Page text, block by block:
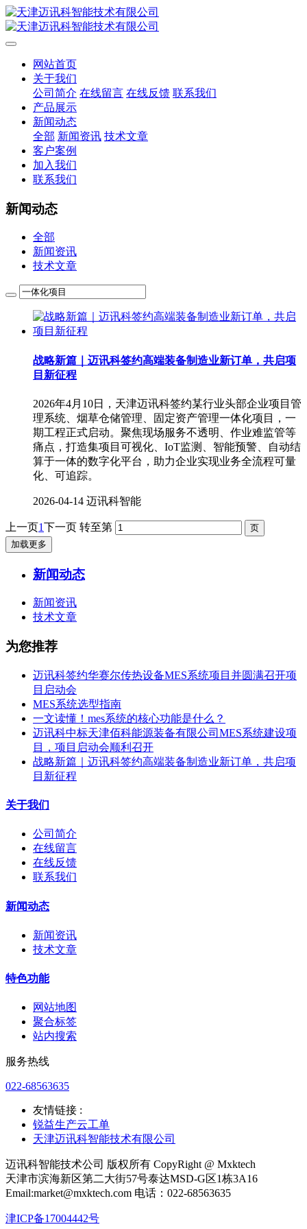
网站首页
关于我们
公司简介 在线留言 在线反馈 联系我们
产品展示
新闻动态
全部 新闻资讯 技术文章
客户案例
加入我们
联系我们
新闻动态
全部
新闻资讯
技术文章
战略新篇｜迈讯科签约高端装备制造业新订单，共启项
目新征程
2026年4月10日，天津迈讯科签约某行业头部企业项目管
理系统、烟草仓储管理、固定资产管理一体化项目，一
期工程正式启动。聚焦现场服务不透明、作业难监管等
痛点，打造集项目可视化、IoT监测、智能预警、自动结
算于一体的数字化平台，助力企业实现业务全流程可量
化、可追踪。
2026-04-14 迈讯科智能
上一页1下一页 转至第
加载更多
新闻动态
新闻资讯
技术文章
为您推荐
迈讯科签约华赛尔传热设备MES系统项目并圆满召开项
目启动会
MES系统选型指南
一文读懂！mes系统的核心功能是什么？
迈讯科中标天津佰科能源装备有限公司MES系统建设项
目，项目启动会顺利召开
战略新篇｜迈讯科签约高端装备制造业新订单，共启项
目新征程
关于我们
公司简介
在线留言
在线反馈
联系我们
新闻动态
新闻资讯
技术文章
特色功能
网站地图
聚合标签
站内搜索
服务热线
022-68563635
友情链接 :
锐益生产云工单
天津迈讯科智能技术有限公司
迈讯科智能技术公司 版权所有 CopyRight @ Mxktech
天津市滨海新区第二大街57号泰达MSD-G区1栋3A16
Email:market@mxktech.com 电话：022-68563635
津ICP备17004442号